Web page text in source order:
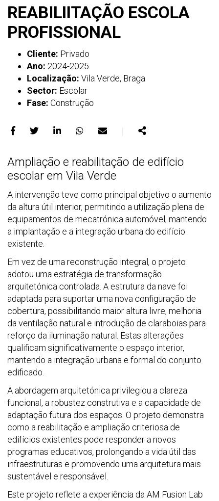
REABILIITAÇÃO ESCOLA
PROFISSIONAL
Cliente: Privado
Ano: 2024-2025
Localização: Vila Verde, Braga
Sector: Escolar
Fase: Construção
Facebook
X
LinkedIn
no
WhatsApp
E-
mail
Ampliação e reabilitação de edifício
escolar em Vila Verde
A intervenção teve como principal objetivo o aumento
da altura útil interior, permitindo a utilização plena de
equipamentos de mecatrónica automóvel, mantendo
a implantação e a integração urbana do edifício
existente.
Em vez de uma reconstrução integral, o projeto
adotou uma estratégia de transformação
arquitetónica controlada. A estrutura da nave foi
adaptada para suportar uma nova configuração de
cobertura, possibilitando maior altura livre, melhoria
da ventilação natural e introdução de claraboias para
reforço da iluminação natural. Estas alterações
qualificam significativamente o espaço interior,
mantendo a integração urbana e formal do conjunto
edificado.
A abordagem arquitetónica privilegiou a clareza
funcional, a robustez construtiva e a capacidade de
adaptação futura dos espaços. O projeto demonstra
como a reabilitação e ampliação criteriosa de
edifícios existentes pode responder a novos
programas educativos, prolongando a vida útil das
infraestruturas e promovendo uma arquitetura mais
sustentável e responsável.
Este projeto reflete a experiência da AM Fusion Lab